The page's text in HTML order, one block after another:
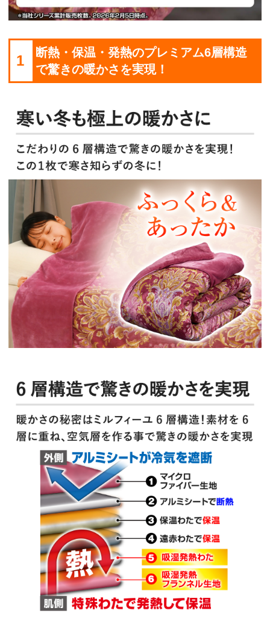
1
断熱・保温・発熱のプレミアム6層構造
で驚きの暖かさを実現！